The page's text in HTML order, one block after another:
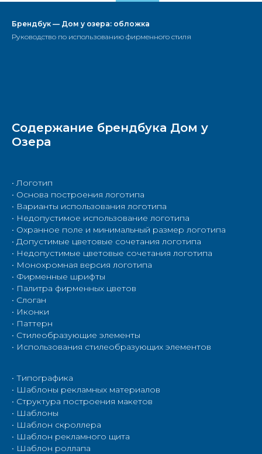
Брендбук — Дом у озера: обложка
Руководство по использованию фирменного стиля
Содержание брендбука Дом у
Озера
• Логотип
• Основа построения логотипа
• Варианты использования логотипа
• Недопустимое использование логотипа
• Охранное поле и минимальный размер логотипа
• Допустимые цветовые сочетания логотипа
• Недопустимые цветовые сочетания логотипа
• Монохромная версия логотипа
• Фирменные шрифты
• Палитра фирменных цветов
• Слоган
• Иконки
• Паттерн
• Cтилеобразующие элементы
• Использования стилеобразующих элементов
• Типографика
• Шаблоны рекламных материалов
• Структура построения макетов
• Шаблоны
• Шаблон скроллера
• Шаблон рекламного щита
• Шаблон роллапа